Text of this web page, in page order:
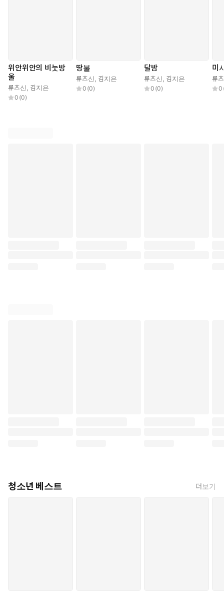
위안위안의 비눗방
울
류츠신 김지은
0 (0)
땅불
류츠신 김지은
0 (0)
달밤
류츠신 김지은
0 (0)
미
류
0
청소년 베스트 더보기